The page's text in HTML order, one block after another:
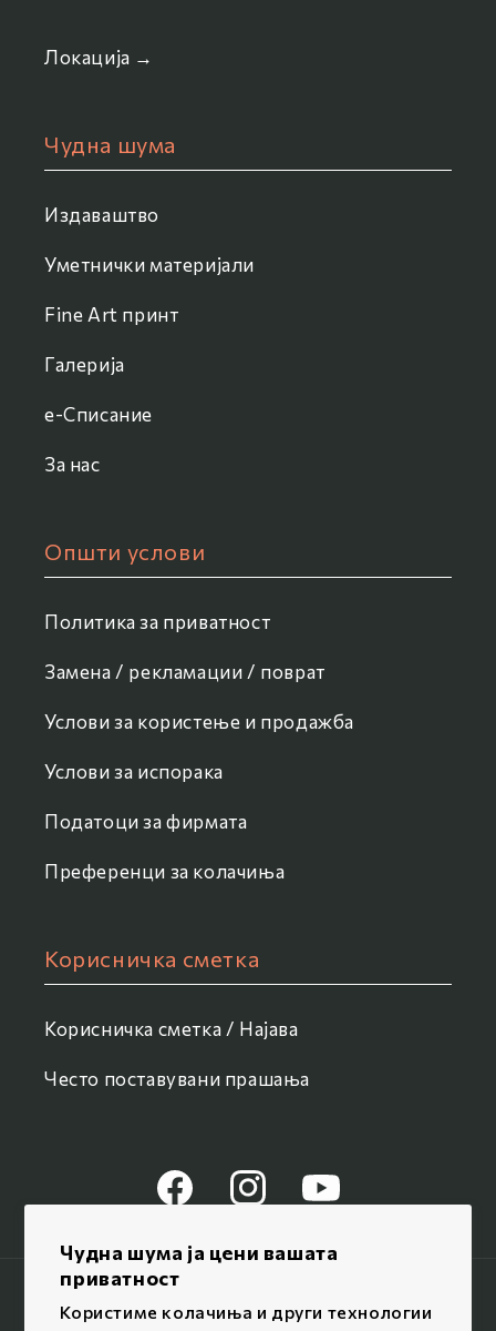
Чудна шума ја цени вашата
приватност
Користиме колачиња и други технологии
Локација →
Чудна шума
Издаваштво
Уметнички материјали
Fine Art принт
Галерија
e-Списание
За нас
Општи услови
Политика за приватност
Замена / рекламации / поврат
Услови за користење и продажба
Услови за испорака
Податоци за фирмата
Преференци за колачиња
Корисничка сметка
Корисничка сметка / Најава
Често поставувани прашања
FacebookInstagramYouTube